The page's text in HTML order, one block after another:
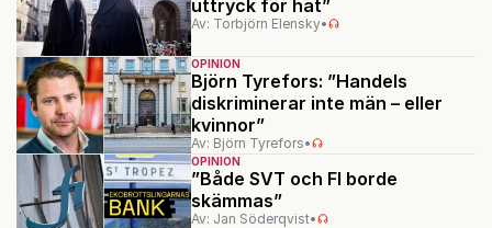
uttryck för hat”
Av: Torbjörn Elensky•
OPINION
Björn Tyrefors: ”Handels
diskriminerar inte män – eller
kvinnor”
Av: Björn Tyrefors•
OPINION
”Både SVT och FI borde
skämmas”
Av: Jan Söderqvist•